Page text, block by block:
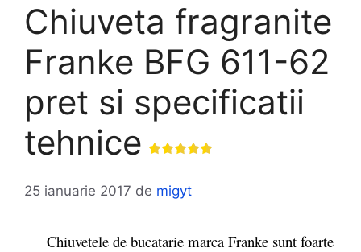
Chiuveta fragranite
Franke BFG 611-62
pret si specificatii
tehnice
25 ianuarie 2017 de migyt
Chiuvetele de bucatarie marca Franke sunt foarte